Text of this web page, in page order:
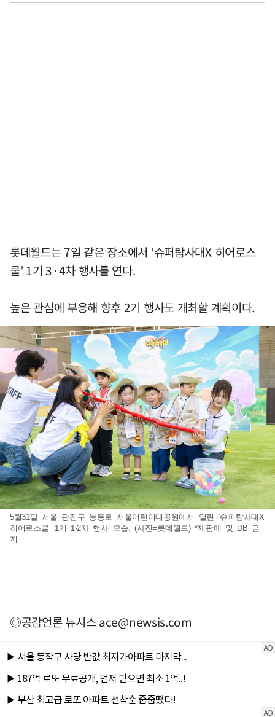
롯데월드는 7일 같은 장소에서 ‘슈퍼탐사대X 히어로스
쿨’ 1기 3·4차 행사를 연다.
높은 관심에 부응해 향후 2기 행사도 개최할 계획이다.
5월31일 서울 광진구 능동로 서울어린이대공원에서 열린 ‘슈퍼탐사대X
히어로스쿨’ 1기 1·2차 행사 모습. (사진=롯데월드) *재판매 및 DB 금
지
◎공감언론 뉴시스ace@newsis.com